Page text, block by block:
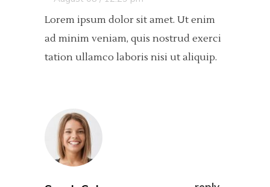
Lorem ipsum dolor sit amet. Ut enim
ad minim veniam, quis nostrud exerci
tation ullamco laboris nisi ut aliquip.